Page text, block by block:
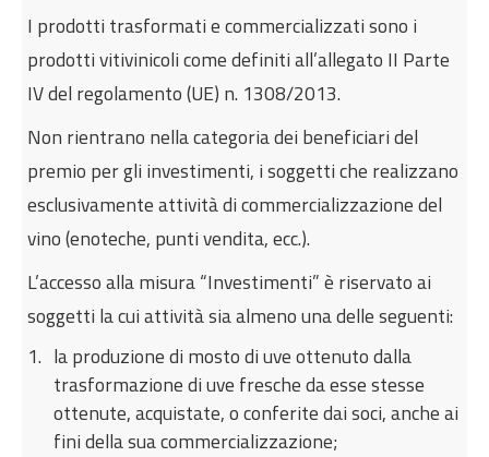
I prodotti trasformati e commercializzati sono i
prodotti vitivinicoli come definiti all’allegato II Parte
IV del regolamento (UE) n. 1308/2013.
Non rientrano nella categoria dei beneficiari del
premio per gli investimenti, i soggetti che realizzano
esclusivamente attività di commercializzazione del
vino (enoteche, punti vendita, ecc.).
L’accesso alla misura “Investimenti” è riservato ai
soggetti la cui attività sia almeno una delle seguenti:
la produzione di mosto di uve ottenuto dalla
trasformazione di uve fresche da esse stesse
ottenute, acquistate, o conferite dai soci, anche ai
fini della sua commercializzazione;